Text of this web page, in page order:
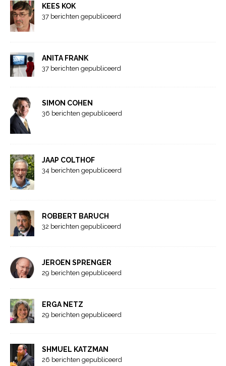
KEES KOK
37 berichten gepubliceerd
ANITA FRANK
37 berichten gepubliceerd
SIMON COHEN
36 berichten gepubliceerd
JAAP COLTHOF
34 berichten gepubliceerd
ROBBERT BARUCH
32 berichten gepubliceerd
JEROEN SPRENGER
29 berichten gepubliceerd
ERGA NETZ
29 berichten gepubliceerd
SHMUEL KATZMAN
26 berichten gepubliceerd